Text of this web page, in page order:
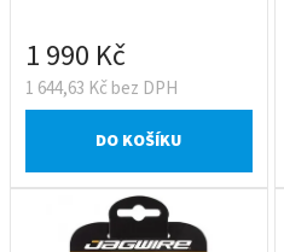
ů1 644,63 Kč bez DPH
1 990 Kč
DO KOŠÍKU